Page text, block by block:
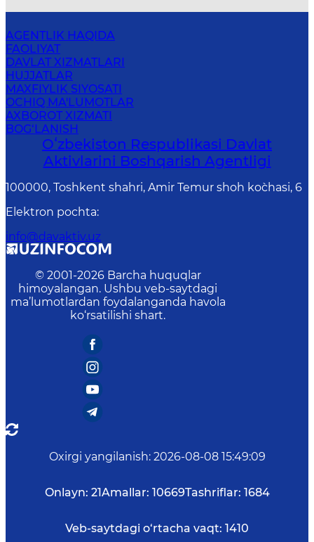
AGENTLIK HAQIDA
FAOLIYAT
DAVLAT XIZMATLARI
HUJJATLAR
MAXFIYLIK SIYOSATI
OCHIQ MA'LUMOTLAR
AXBOROT XIZMATI
BOG‘LANISH
Oʻzbekiston Respublikasi Davlat
Aktivlarini Boshqarish Agentligi
100000, Toshkent shahri, Amir Temur shoh ko`chasi, 6
Elektron pochta:
info@davaktiv.uz
© 2001-2026 Barcha huquqlar
himoyalangan. Ushbu veb-saytdagi
ma’lumotlardan foydalanganda havola
ko‘rsatilishi shart.
Oxirgi yangilanish: 2026-08-08 15:49:09
Onlayn: 21Amallar: 10669Tashriflar: 1684
Veb-saytdagi o‘rtacha vaqt: 1410